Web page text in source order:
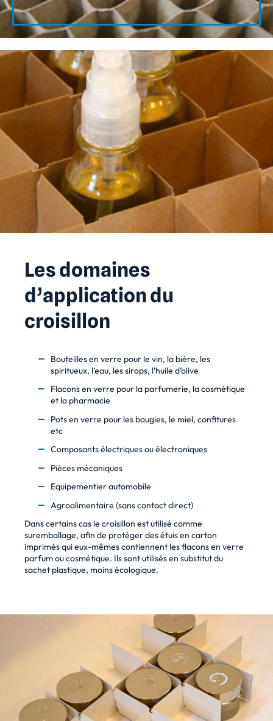
Les domaines
d’application du
croisillon
Bouteilles en verre pour le vin, la bière, les
spiritueux, l’eau, les sirops, l’huile d’olive
Flacons en verre pour la parfumerie, la cosmétique
et la pharmacie
Pots en verre pour les bougies, le miel, confitures
etc
Composants électriques ou électroniques
Pièces mécaniques
Equipementier automobile
Agroalimentaire (sans contact direct)
Dans certains cas le croisillon est utilisé comme
suremballage, afin de protéger des étuis en carton
imprimés qui eux-mêmes contiennent les flacons en verre
parfum ou cosmétique. Ils sont utilisés en substitut du
sachet plastique, moins écologique.